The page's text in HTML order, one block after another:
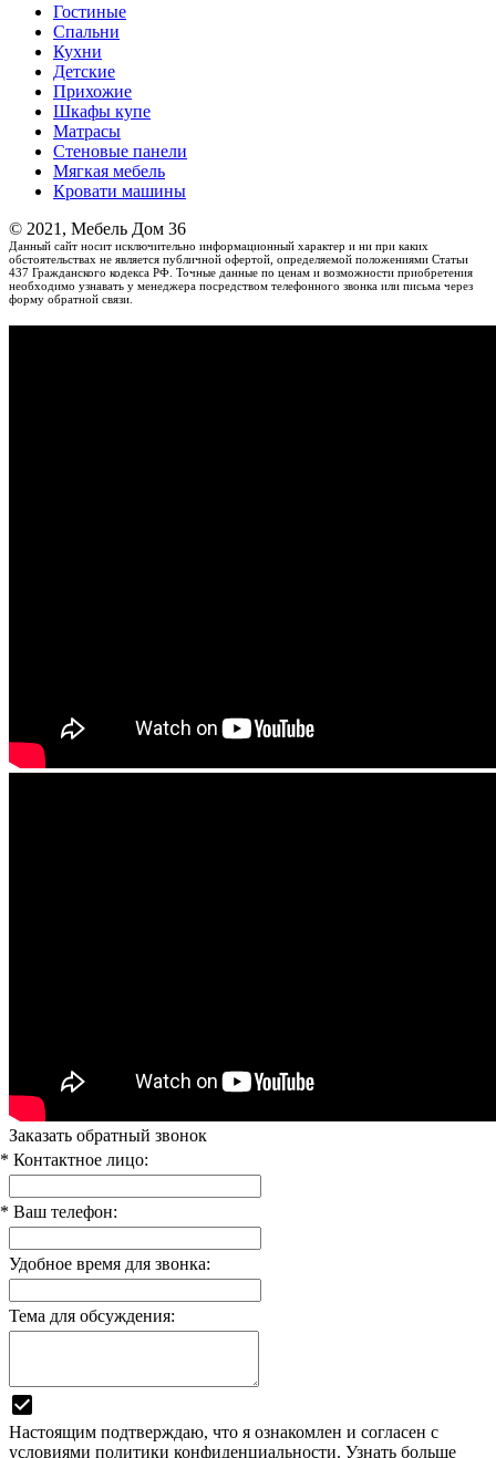
Гостиные
Спальни
Кухни
Детские
Прихожие
Шкафы купе
Матрасы
Стеновые панели
Мягкая мебель
Кровати машины
© 2021, Мебель Дом 36
Данный сайт носит исключительно информационный характер и ни при каких
обстоятельствах не является публичной офертой, определяемой положениями Статьи
437 Гражданского кодекса РФ. Точные данные по ценам и возможности приобретения
необходимо узнавать у менеджера посредством телефонного звонка или письма через
форму обратной связи.
Заказать обратный звонок
* Контактное лицо:
* Ваш телефон:
Удобное время для звонка:
Тема для обсуждения:
Настоящим подтверждаю, что я ознакомлен и согласен с
условиями политики конфиденциальности. Узнать больше